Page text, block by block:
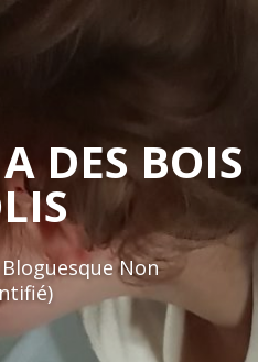
DES BOIS
Non